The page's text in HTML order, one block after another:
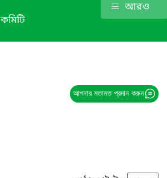
কমিটি
আরও
আপনার মতামত প্রদান করুন